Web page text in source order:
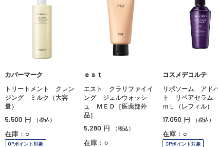
カバーマーク
トリートメント クレン
ジング ミルク（大容
量）
5,500 円 （税込）
在庫：○
OPポイント対象
ｅｓｔ
エスト クラリファイイ
ング ジェルウォッシ
ュ ＭＥＤ［医薬部外
品］
5,280 円 （税込）
在庫：○
コスメデコルテ
リポソーム アド
ト リペアセラム
ｍＬ（レフィル）
17,050 円 （税込）
在庫：○
OPポイント対象